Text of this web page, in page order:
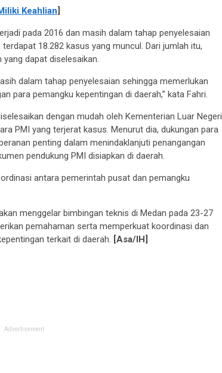
Keahlian
pada 2016 dan masih dalam tahap penyelesaian
18.282 kasus yang muncul. Dari jumlah itu,
dapat diselesaikan.
dalam tahap penyelesaian sehingga memerlukan
para pemangku kepentingan di daerah,” kata Fahri.
dengan mudah oleh Kementerian Luar Negeri
PMI yang terjerat kasus. Menurut dia, dukungan para
penting dalam menindaklanjuti penangangan
pendukung PMI disiapkan di daerah.
antara pemerintah pusat dan pemangku
menggelar bimbingan teknis di Medan pada 23-27
pemahaman serta memperkuat koordinasi dan
terkait di daerah. [Asa/IH]
Advertisement